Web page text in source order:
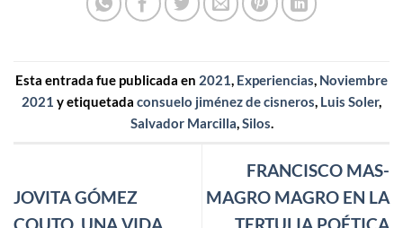
Esta entrada fue publicada en 2021, Experiencias, Noviembre
2021 y etiquetada consuelo jiménez de cisneros, Luis Soler,
Salvador Marcilla,Silos.
JOVITA GÓMEZ
COUTO, UNA VIDA
FRANCISCO MAS-
MAGRO MAGRO EN LA
TERTULIA POÉTICA